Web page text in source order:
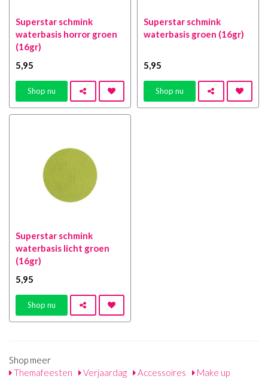
Superstar schmink
waterbasis horror groen
(16gr)
5,95
Shop nu
Superstar schmink
waterbasis groen (16gr)
5,95
Shop nu
Superstar schmink
waterbasis licht groen
(16gr)
5,95
Shop nu
Shop meer
Themafeesten
Verjaardag Accessoires
Make up